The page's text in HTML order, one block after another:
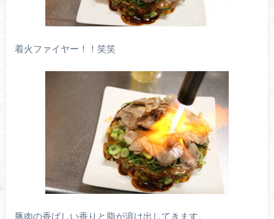
着火ファイヤー！！笑笑
豚肉の香ばしい香りと脂が溶け出してきます。